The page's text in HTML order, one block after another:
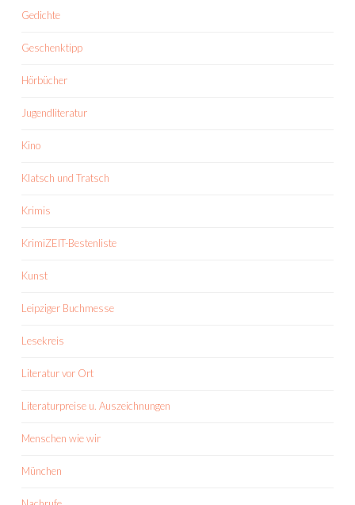
Gedichte
Geschenktipp
Hörbücher
Jugendliteratur
Kino
Klatsch und Tratsch
Krimis
KrimiZEIT-Bestenliste
Kunst
Leipziger Buchmesse
Lesekreis
Literatur vor Ort
Literaturpreise u. Auszeichnungen
Menschen wie wir
München